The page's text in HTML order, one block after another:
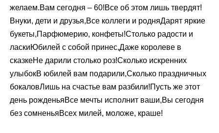
желаем.Вам сегодня – 60!Все об этом лишь твердят!
Внуки, дети и друзья,Все коллеги и родняДарят яркие
букеты,Парфюмерию, конфеты!Столько радости и
ласкиЮбилей с собой принес,Даже королеве в
сказкеНе дарили столько роз!Сколько искренних
улыбокВ юбилей вам подарили,Сколько праздничных
бокаловЛишь на счастье вам разбили!Пусть же этот
день рожденьяВсе мечты исполнит ваши,Вы сегодня
без сомненьяВсех милей, моложе, краше!